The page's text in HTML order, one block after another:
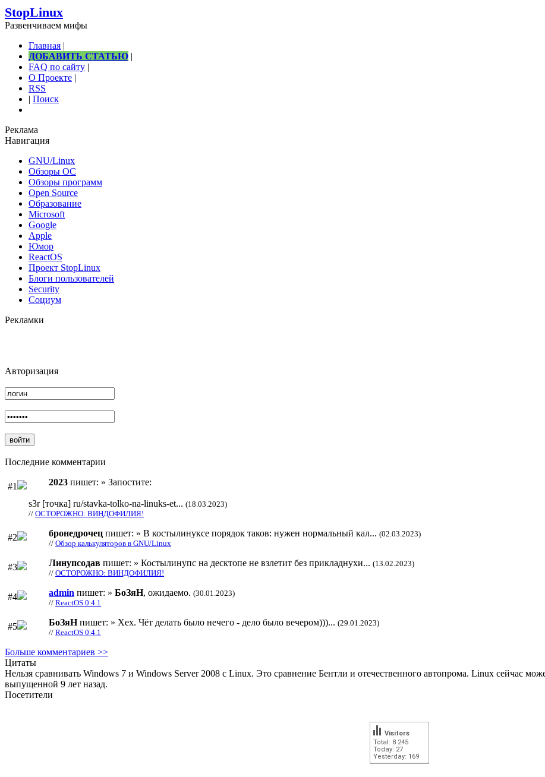
StopLinux
Развенчиваем мифы
Главная |
ДОБАВИТЬ СТАТЬЮ |
FAQ по сайту |
О Проекте |
RSS
| Поиск
Реклама
Навигация
GNU/Linux
Обзоры ОС
Обзоры программ
Open Source
Образование
Microsoft
Google
Apple
Юмор
ReactOS
Проект StopLinux
Блоги пользователей
Security
Социум
Рекламки
Авторизация
Последние комментарии
#1 2023 пишет: » Запостите:
s3r [точка] ru/stavka-tolko-na-linuks-et... (18.03.2023)
// ОСТОРОЖНО: ВИНДОФИЛИЯ!
#2 бронедрочец пишет: » В костылинуксе порядок таков: нужен нормальный кал... (02.03.2023)
// Обзор калькуляторов в GNU/Linux
#3 Линупсодав пишет: » Костылинупс на десктопе не взлетит без прикладнухи... (13.02.2023)
// ОСТОРОЖНО: ВИНДОФИЛИЯ!
#4 admin пишет: » БоЗяН, ожидаемо. (30.01.2023)
// ReactOS 0.4.1
#5 БоЗяНпишет: » Хех. Чёт делать было нечего - дело было вечером)))... (29.01.2023)
// ReactOS 0.4.1
Больше комментариев >>
Цитаты
Нельзя сравнивать Windows 7 и Windows Server 2008 с Linux. Это сравнение Бентли и отечественного автопрома. Linux сейчас
выпущенной 9 лет назад.
Посетители
Total: 8 245
Today: 27
Yesterday: 169
Visitors